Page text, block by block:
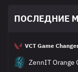
ПОСЛЕДНИЕ
VCT Game
ZennIT Orange